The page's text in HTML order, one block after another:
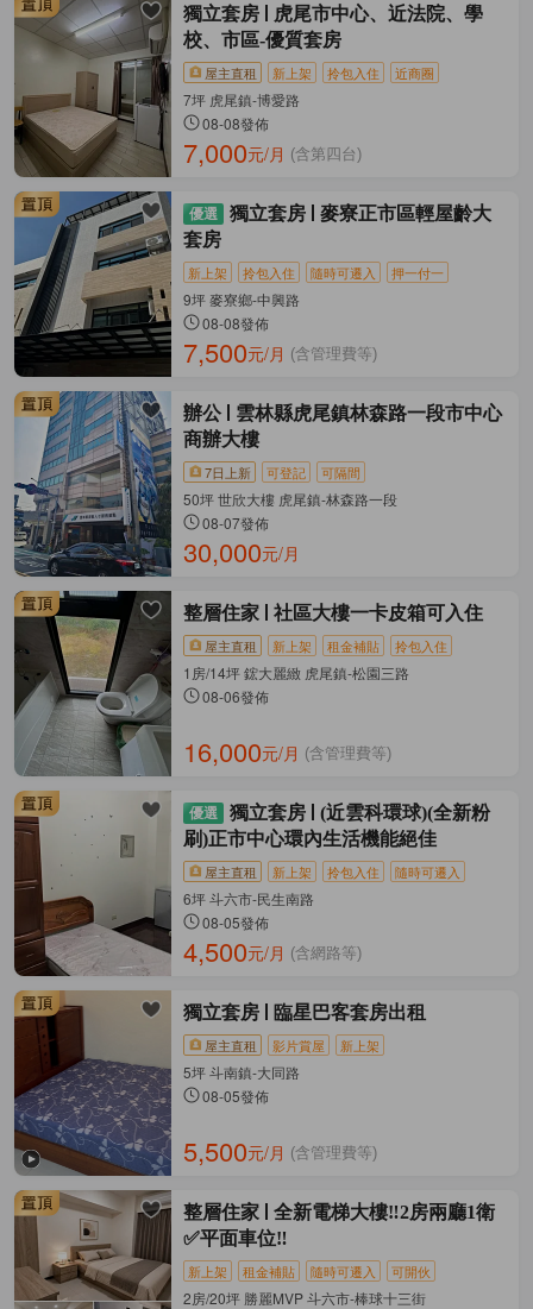
獨立套房
虎尾市中心、近法院、學
校、市區-優質套房
屋主直租 新上架 拎包入住 近商圈
7坪 虎尾鎮-博愛路
08-08發佈
7,000元/月 (含第四台)
獨立套房
麥寮正市區輕屋齡大
套房
新上架 拎包入住 隨時可遷入 押一付一
9坪 麥寮鄉-中興路
08-08發佈
7,500元/月 (含管理費等)
辦公
雲林縣虎尾鎮林森路一段市中心
商辦大樓
7日上新 可登記 可隔間
50坪 世欣大樓 虎尾鎮-林森路一段
08-07發佈
30,000元/月
整層住家 社區大樓一卡皮箱可入住
屋主直租 新上架 租金補貼 拎包入住
1房/14坪 鋐大麗緻 虎尾鎮-松園三路
08-06發佈
16,000元/月 (含管理費等)
獨立套房
(近雲科環球)(全新粉
刷)正市中心環內生活機能絕佳
屋主直租 新上架 拎包入住 隨時可遷入
6坪 斗六市-民生南路
08-05發佈
4,500元/月 (含網路等)
獨立套房 臨星巴客套房出租
屋主直租 影片賞屋 新上架
5坪 斗南鎮-大同路
08-05發佈
5,500元/月 (含管理費等)
整層住家
全新電梯大樓‼️2房兩廳1衛
✅平面車位‼️
新上架 租金補貼 隨時可遷入 可開伙
2房/20坪 勝麗MVP 斗六市-棒球十三街